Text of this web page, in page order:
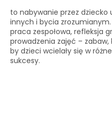
to nabywanie przez
innych i bycia
praca zespołowa, refleksja
prowadzenia zajęć –
by dzieci wcielały się w
sukcesy.